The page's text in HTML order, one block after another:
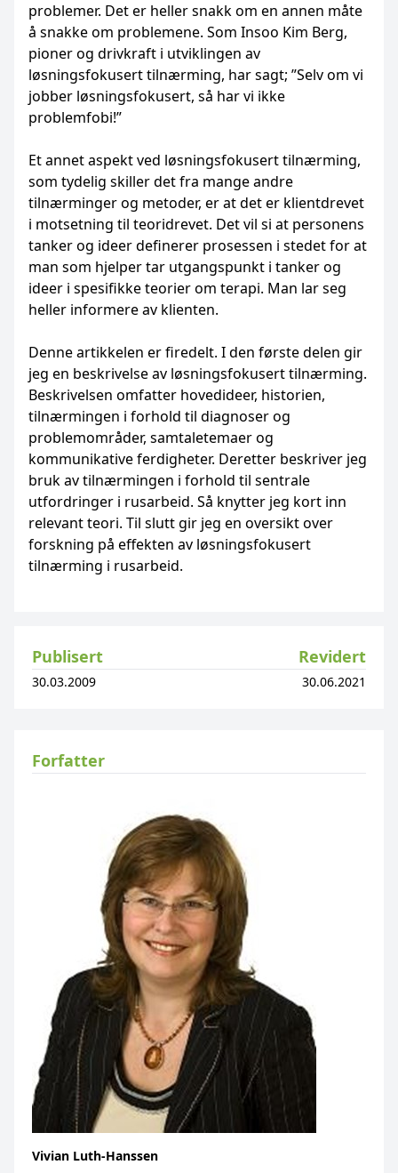
problemer. Det er heller snakk om en annen måte
å snakke om problemene. Som Insoo Kim Berg,
pioner og drivkraft i utviklingen av
løsningsfokusert tilnærming, har sagt; ”Selv om vi
jobber løsningsfokusert, så har vi ikke
problemfobi!”
Et annet aspekt ved løsningsfokusert tilnærming,
som tydelig skiller det fra mange andre
tilnærminger og metoder, er at det er klientdrevet
i motsetning til teoridrevet. Det vil si at personens
tanker og ideer definerer prosessen i stedet for at
man som hjelper tar utgangspunkt i tanker og
ideer i spesifikke teorier om terapi. Man lar seg
heller informere av klienten.
Denne artikkelen er firedelt. I den første delen gir
jeg en beskrivelse av løsningsfokusert tilnærming.
Beskrivelsen omfatter hovedideer, historien,
tilnærmingen i forhold til diagnoser og
problemområder, samtaletemaer og
kommunikative ferdigheter. Deretter beskriver jeg
bruk av tilnærmingen i forhold til sentrale
utfordringer i rusarbeid. Så knytter jeg kort inn
relevant teori. Til slutt gir jeg en oversikt over
forskning på effekten av løsningsfokusert
tilnærming i rusarbeid.
Publisert Revidert
30.03.2009 30.06.2021
Forfatter
Vivian Luth-Hanssen